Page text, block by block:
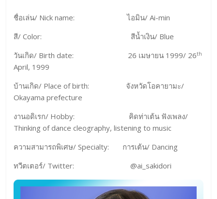
ชื่อเล่น/ Nick name: ไอมิน/ Ai-min
สี/ Color: สีน้ำเงิน/ Blue
วันเกิด/ Birth date: 26 เมษายน 1999/ 26th
April, 1999
บ้านเกิด/ Place of birth: จังหวัดโอคายามะ/
Okayama prefecture
งานอดิเรก/ Hobby: คิดท่าเต้น ฟังเพลง/
Thinking of dance cleography, listening to music
ความสามารถพิเศษ/ Specialty: การเต้น/ Dancing
ทวีตเตอร์/ Twitter: @ai_sakidori